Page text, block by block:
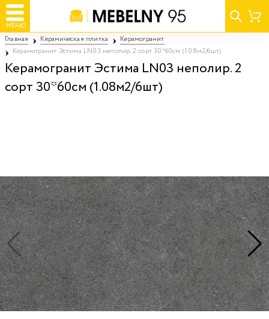
МЕНЮ
Главная Керамическая плитка
Керамогранит
Керамогранит Эстима LN03 неполир. 2 сорт 30*60см (1.08м2/6шт)
Керамогранит Эстима LN03 неполир. 2
сорт 30*60см (1.08м2/6шт)